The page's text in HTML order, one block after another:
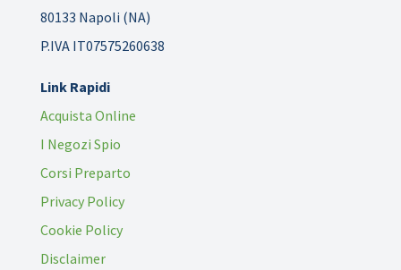
80133 Napoli (NA)
P.IVA IT07575260638
Link Rapidi
Acquista Online
I Negozi Spio
Corsi Preparto
Privacy Policy
Cookie Policy
Disclaimer